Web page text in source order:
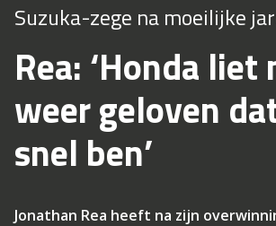
Suzuka-zege na moeilijke
Rea: ‘Honda liet
weer geloven
snel ben’
Jonathan Rea heeft na zijn